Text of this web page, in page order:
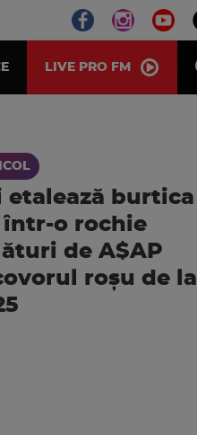
LIVE PRO FM
etalează burtica
o rochie
de A$AP
roșu de la